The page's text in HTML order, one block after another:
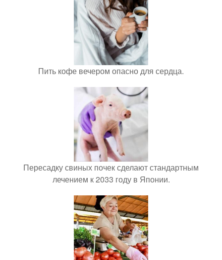
Пить кофе вечером опасно для сердца.
Пересадку свиных почек сделают стандартным
лечением к 2033 году в Японии.